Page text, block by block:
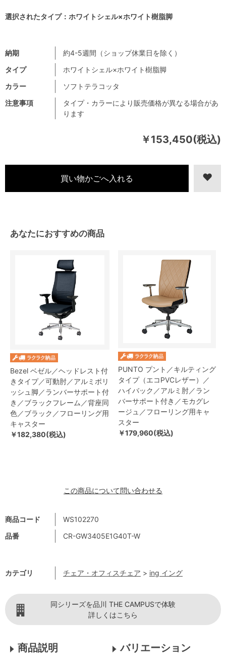
￥153,450(税込)
商品コード
WS102270
品番
CR-GW3405E1G40T-W
カテゴリ チェア・オフィスチェア > ing イング
注意事項
タイプ・カラーにより販売価格が異なる場合があ
ります
納期
約4-5週間（ショップ休業日を除く）
タイプ
ホワイトシェル×ホワイト樹脂脚
カラー
ソフトテラコッタ
選択されたタイプ：ホワイトシェル×ホワイト樹脂脚
あなたにおすすめの商品
Bezel ベゼル／ヘッドレスト付
きタイプ／可動肘／アルミポリ
ッシュ脚／ランバーサポート付
き／ブラックフレーム／背座同
色／ブラック／フローリング用
キャスター
￥182,380(税込)
PUNTO プント／キルティング
タイプ（エコPVCレザー）／
ハイバック／アルミ肘／ラン
バーサポート付き／モカグレ
ージュ／フローリング用キャ
スター
￥179,960(税込)
この商品について問い合わせる
同シリーズを品川 THE CAMPUSで体験
詳しくはこちら
商品説明 バリエーション